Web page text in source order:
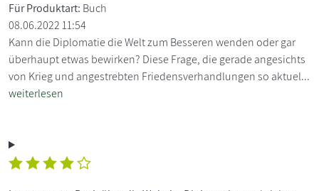
Für Produktart: Buch
08.06.2022 11:54
Kann die Diplomatie die Welt zum Besseren wenden oder gar
überhaupt etwas bewirken? Diese Frage, die gerade angesichts
von Krieg und angestrebten Friedensverhandlungen so aktuel...
weiterlesen